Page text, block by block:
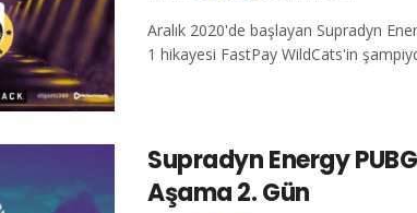
Aralık 2020'de başlayan Supradyn
1 hikayesi FastPay WildCats'in
Supradyn Energy
Aşama 2. Gün